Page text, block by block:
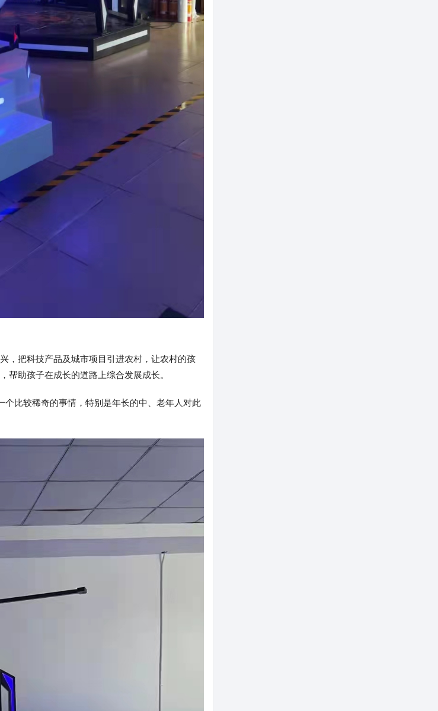
，把科技产品及城市项目引进农村，让农村的孩
助孩子在成长的道路上综合发展成长。
比较稀奇的事情，特别是年长的中、老年人对此